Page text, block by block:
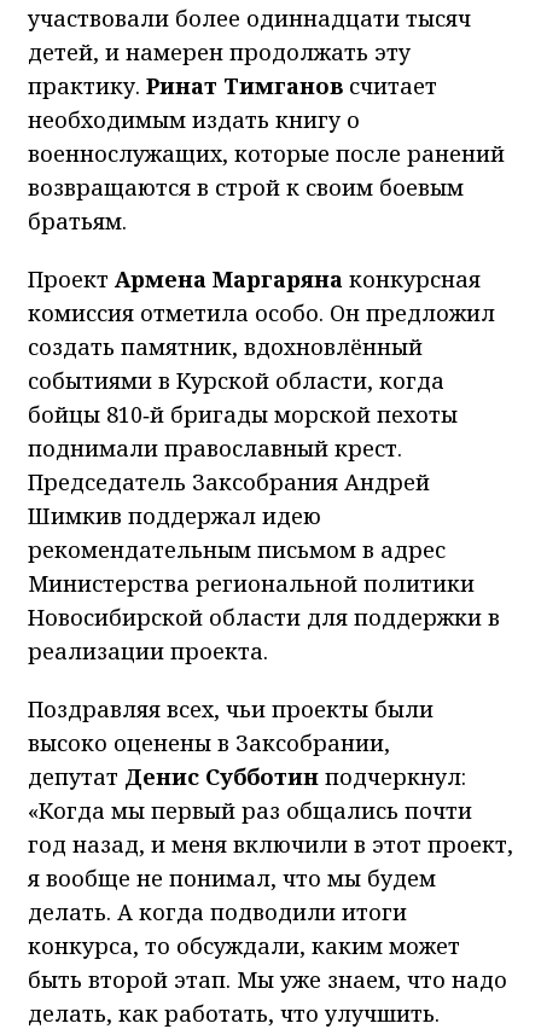
участвовали более одиннадцати тысяч
детей, и намерен продолжать эту
практику. Ринат Тимганов считает
необходимым издать книгу о
военнослужащих, которые после ранений
возвращаются в строй к своим боевым
братьям.
Проект Армена Маргаряна конкурсная
комиссия отметила особо. Он предложил
создать памятник, вдохновлённый
событиями в Курской области, когда
бойцы 810‑й бригады морской пехоты
поднимали православный крест.
Председатель Заксобрания Андрей
Шимкив поддержал идею
рекомендательным письмом в адрес
Министерства региональной политики
Новосибирской области для поддержки в
реализации проекта.
Поздравляя всех, чьи проекты были
высоко оценены в Заксобрании,
депутат Денис Субботин подчеркнул:
«Когда мы первый раз общались почти
год назад, и меня включили в этот проект,
я вообще не понимал, что мы будем
делать. А когда подводили итоги
конкурса, то обсуждали, каким может
быть второй этап. Мы уже знаем, что надо
делать, как работать, что улучшить.